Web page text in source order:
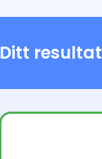
Ditt resultat